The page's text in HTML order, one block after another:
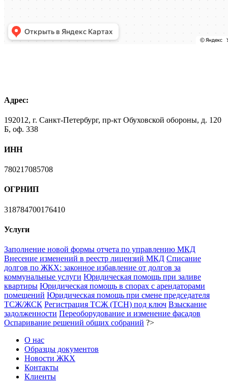
Адрес:
192012, г. Санкт-Петербург, пр-кт Обуховской обороны, д. 120
Б, оф. 338
ИНН
780217085708
ОГРНИП
318784700176410
Услуги
Заполнение новой формы отчета по управлению МКД
Внесение изменений в реестр лицензий МКД Списание
долгов по ЖКХ: законное избавление от долгов за
коммунальные услуги Юридическая помощь при заливе
квартиры Юридическая помощь в спорах с арендаторами
помещений Юридическая помощь при смене председателя
ТСЖ/ЖСК Регистрация ТСЖ (ТСН) под ключ Взыскание
задолженности Переоборудование и изменение фасадов
Оспаривание решений общих собраний ?>
О нас
Образцы документов
Новости ЖКХ
Контакты
Клиенты